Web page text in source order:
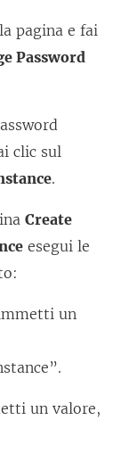
pagina e fai
Password
clic sul
.
Create
esegui le
un
un valore,